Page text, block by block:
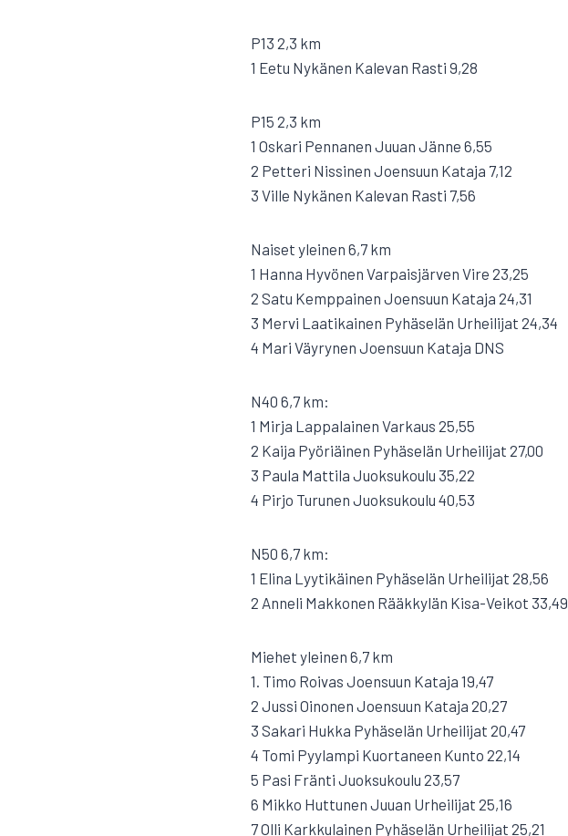
P13 2,3 km
1 Eetu Nykänen Kalevan Rasti 9,28
P15 2,3 km
1 Oskari Pennanen Juuan Jänne 6,55
2 Petteri Nissinen Joensuun Kataja 7,12
3 Ville Nykänen Kalevan Rasti 7,56
Naiset yleinen 6,7 km
1 Hanna Hyvönen Varpaisjärven Vire 23,25
2 Satu Kemppainen Joensuun Kataja 24,31
3 Mervi Laatikainen Pyhäselän Urheilijat 24,34
4 Mari Väyrynen Joensuun Kataja DNS
N40 6,7 km:
1 Mirja Lappalainen Varkaus 25,55
2 Kaija Pyöriäinen Pyhäselän Urheilijat 27,00
3 Paula Mattila Juoksukoulu 35,22
4 Pirjo Turunen Juoksukoulu 40,53
N50 6,7 km:
1 Elina Lyytikäinen Pyhäselän Urheilijat 28,56
2 Anneli Makkonen Rääkkylän Kisa-Veikot 33,49
Miehet yleinen 6,7 km
1. Timo Roivas Joensuun Kataja 19,47
2 Jussi Oinonen Joensuun Kataja 20,27
3 Sakari Hukka Pyhäselän Urheilijat 20,47
4 Tomi Pyylampi Kuortaneen Kunto 22,14
5 Pasi Fränti Juoksukoulu 23,57
6 Mikko Huttunen Juuan Urheilijat 25,16
7 Olli Karkkulainen Pyhäselän Urheilijat 25,21